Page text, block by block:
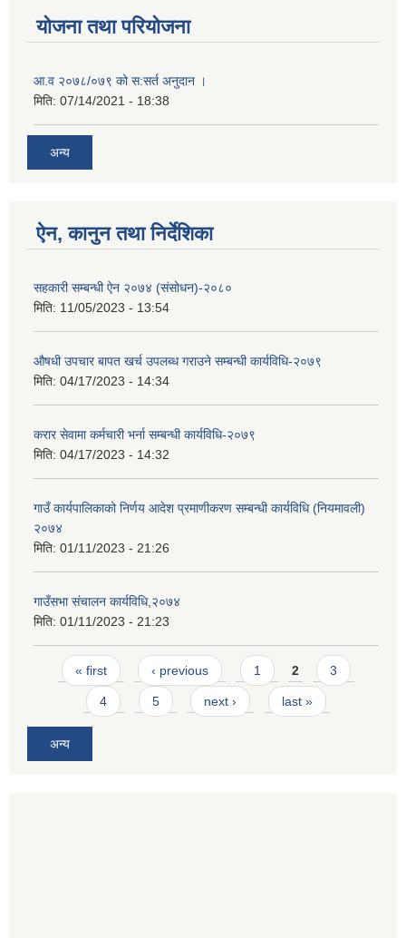
योजना तथा परियोजना
आ.व २०७८/०७९ को स:सर्त अनुदान ।
मिति: 07/14/2021 - 18:38
अन्य
ऐन, कानुन तथा निर्देशिका
सहकारी सम्बन्धी ऐन २०७४ (संसोधन)-२०८०
मिति: 11/05/2023 - 13:54
औषधी उपचार बापत खर्च उपलब्ध गराउने सम्बन्धी कार्यविधि-२०७९
मिति: 04/17/2023 - 14:34
करार सेवामा कर्मचारी भर्ना सम्बन्धी कार्यविधि-२०७९
मिति: 04/17/2023 - 14:32
गाउँ कार्यपालिकाको निर्णय आदेश प्रमाणीकरण सम्बन्धी कार्यविधि (नियमावली)
२०७४
मिति: 01/11/2023 - 21:26
गाउँसभा संचालन कार्यविधि,२०७४
मिति: 01/11/2023 - 21:23
Pages
« first ‹ previous 1 2 3
4 5 next › last »
अन्य